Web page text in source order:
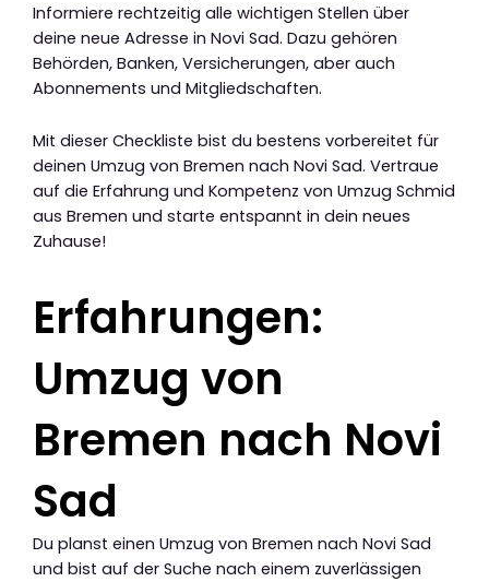
Informiere rechtzeitig alle wichtigen Stellen über
deine neue Adresse in Novi Sad. Dazu gehören
Behörden, Banken, Versicherungen, aber auch
Abonnements und Mitgliedschaften.
Mit dieser Checkliste bist du bestens vorbereitet für
deinen Umzug von Bremen nach Novi Sad. Vertraue
auf die Erfahrung und Kompetenz von Umzug Schmid
aus Bremen und starte entspannt in dein neues
Zuhause!
Erfahrungen:
Umzug von
Bremen nach Novi
Sad
Du planst einen Umzug von Bremen nach Novi Sad
und bist auf der Suche nach einem zuverlässigen